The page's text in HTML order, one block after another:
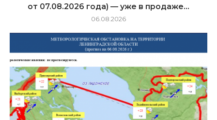
от 07.08.2026 года) — уже в продаже...
06.08.2026